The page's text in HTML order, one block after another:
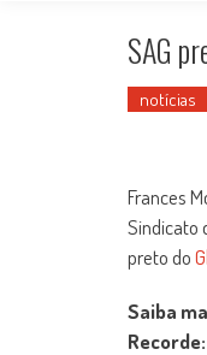
SAG
notícias
Frances
Sindicato
preto do
Saiba
Recorde: